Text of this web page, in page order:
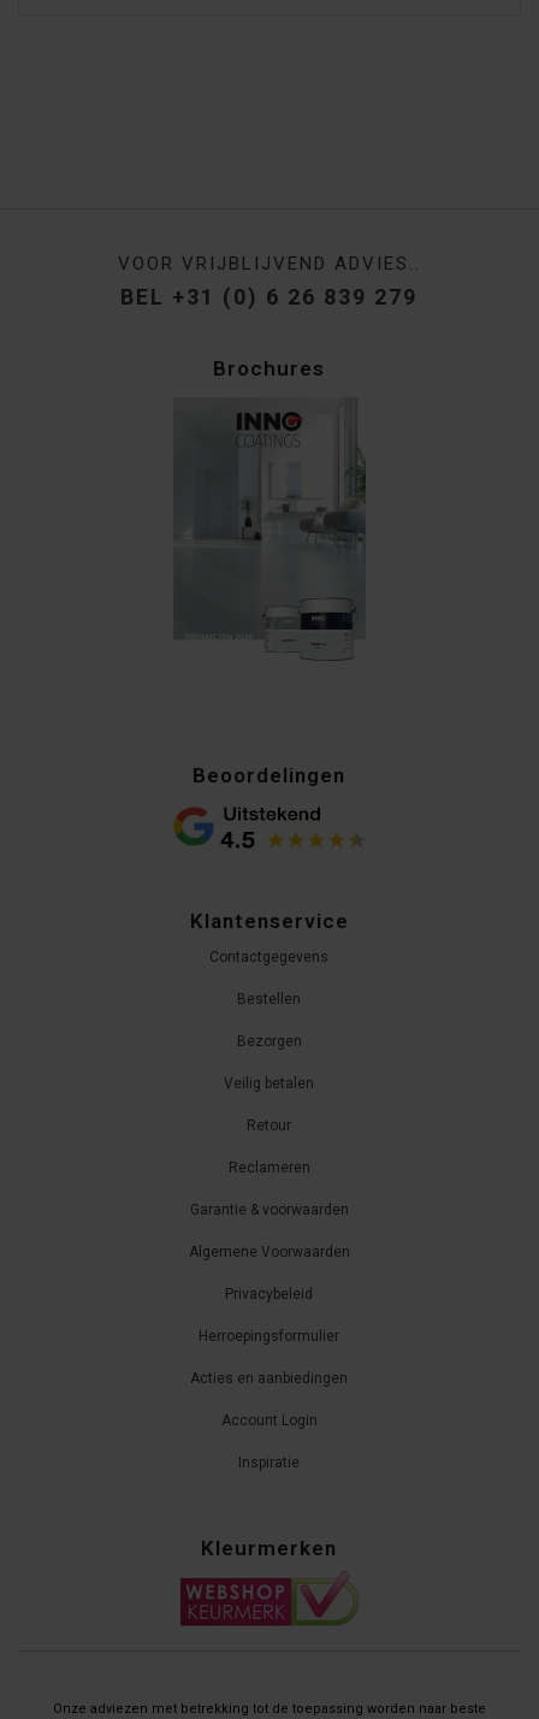
VOOR VRIJBLIJVEND ADVIES..
BEL +31 (0) 6 26 839 279
Brochures
Beoordelingen
Klantenservice
Contactgegevens
Bestellen
Bezorgen
Veilig betalen
Retour
Reclameren
Garantie & voorwaarden
Algemene Voorwaarden
Privacybeleid
Herroepingsformulier
Acties en aanbiedingen
Account Login
Inspiratie
Kleurmerken
Onze adviezen met betrekking tot de toepassing worden naar beste